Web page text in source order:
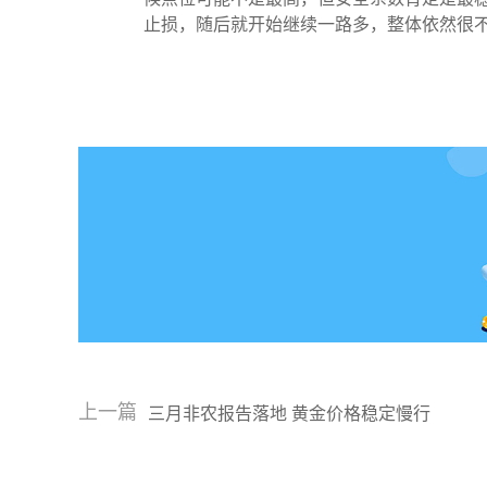
止损，随后就开始继续一路多，整体依然很
上一篇 三月非农报告落地 黄金价格稳定慢行